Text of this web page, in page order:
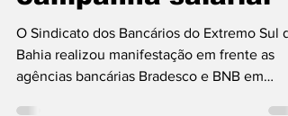
campanha salarial
O Sindicato dos Bancários do Extremo Sul
Bahia realizou manifestação em frente as